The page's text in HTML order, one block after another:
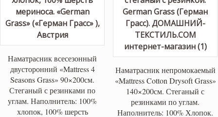
Наматрасник всесезонный
двусторонний «Mattress 4
Seasons Grass» 90×200см.
Стеганый с резинками по
углам. Наполнитель: 100%
хлопок, 100% шерсть
Наматрасник непромокаемый
«Mattress Cotton Drysoft Grass»
140×200см. Стеганый с
резинками по углам.
Наполнитель: 100% Хлопок.